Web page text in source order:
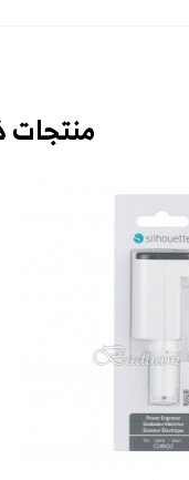
منتجات